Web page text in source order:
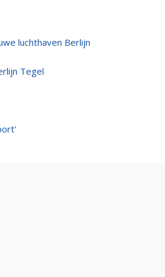
luchthaven Berlijn
Tegel